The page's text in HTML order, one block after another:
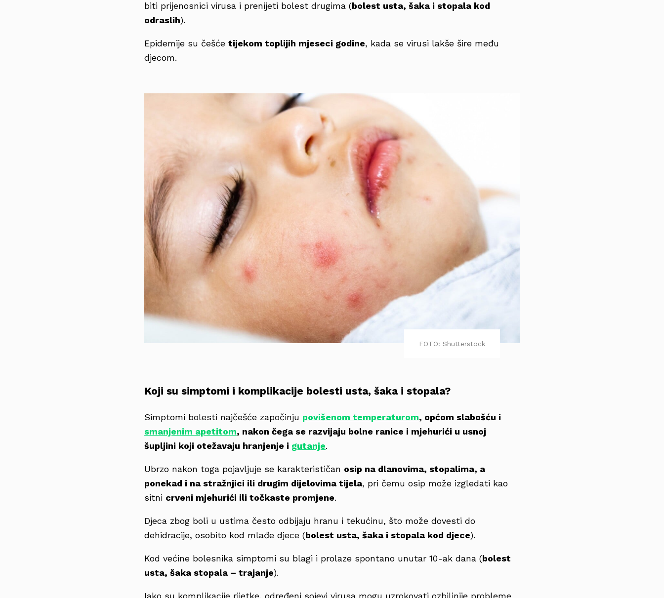
biti prijenosnici virusa i prenijeti bolest drugima (bolest usta, šaka i stopala kod
odraslih).
Epidemije su češće tijekom toplijih mjeseci godine, kada se virusi lakše šire među
djecom.
FOTO: Shutterstock
Koji su simptomi i komplikacije bolesti usta, šaka i stopala?
Simptomi bolesti najčešće započinju povišenom temperaturom, općom slabošću i
smanjenim apetitom, nakon čega se razvijaju bolne ranice i mjehurići u usnoj
šupljini koji otežavaju hranjenje i gutanje.
Ubrzo nakon toga pojavljuje se karakterističan osip na dlanovima, stopalima, a
ponekad i na stražnjici ili drugim dijelovima tijela, pri čemu osip može izgledati kao
sitni crveni mjehurići ili točkaste promjene.
Djeca zbog boli u ustima često odbijaju hranu i tekućinu, što može dovesti do
dehidracije, osobito kod mlađe djece (bolest usta, šaka i stopala kod djece).
Kod većine bolesnika simptomi su blagi i prolaze spontano unutar 10-ak dana (bolest
usta, šaka stopala – trajanje).
Iako su komplikacije rijetke, određeni sojevi virusa mogu uzrokovati ozbiljnije probleme